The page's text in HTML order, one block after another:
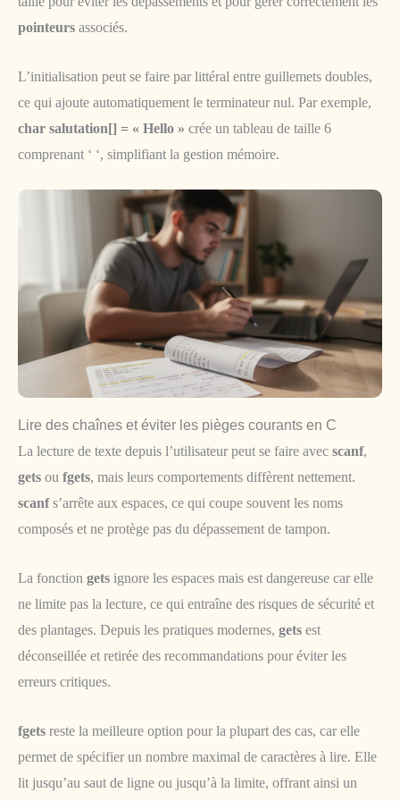
pointeurs associés.
L’initialisation peut se faire par littéral entre guillemets doubles,
ce qui ajoute automatiquement le terminateur nul. Par exemple,
char salutation[] = « Hello » crée un tableau de taille 6
comprenant ‘ ‘, simplifiant la gestion mémoire.
Lire des chaînes et éviter les pièges courants en C
La lecture de texte depuis l’utilisateur peut se faire avec scanf,
gets ou fgets, mais leurs comportements diffèrent nettement.
scanfs’arrête aux espaces, ce qui coupe souvent les noms
composés et ne protège pas du dépassement de tampon.
La fonction gets ignore les espaces mais est dangereuse car elle
ne limite pas la lecture, ce qui entraîne des risques de sécurité et
des plantages. Depuis les pratiques modernes, gets est
déconseillée et retirée des recommandations pour éviter les
erreurs critiques.
fgets reste la meilleure option pour la plupart des cas, car elle
permet de spécifier un nombre maximal de caractères à lire. Elle
lit jusqu’au saut de ligne ou jusqu’à la limite, offrant ainsi un